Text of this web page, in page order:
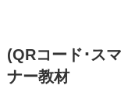
(QRコード･ス
ナー教材